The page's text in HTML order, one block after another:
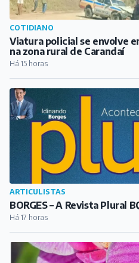
COTIDIANO
Viatura policial se envolve
na zona rural de Carandaí
Há 15 horas
ARTICULISTAS
BORGES – A Revista Plural
Há 17 horas